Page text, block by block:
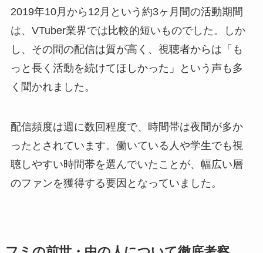
2019年10月から12月という約3ヶ月間の活動期間
は、VTuber業界では比較的短いものでした。しか
し、その間の配信は質が高く、視聴者からは「も
っと長く活動を続けてほしかった」という声も多
く聞かれました。
配信頻度は週に数回程度で、時間帯は夜間が多か
ったとされています。働いている人や学生でも視
聴しやすい時間帯を選んでいたことが、幅広い層
のファンを獲得する要因となっていました。